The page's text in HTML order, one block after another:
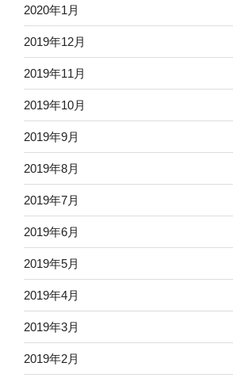
2020年1月
2019年12月
2019年11月
2019年10月
2019年9月
2019年8月
2019年7月
2019年6月
2019年5月
2019年4月
2019年3月
2019年2月